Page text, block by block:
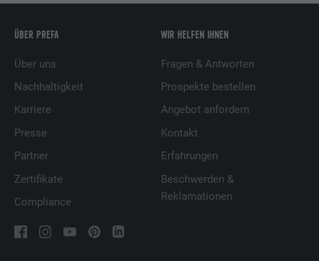
ÜBER PREFA
Über uns
Nachhaltigkeit
Karriere
Presse
Partner
Zertifikate
Compliance
WIR HELFEN IHNEN
Fragen & Antworten
Prospekte bestellen
Angebot anfordern
Kontakt
Erfahrungen
Beschwerden &
Reklamationen